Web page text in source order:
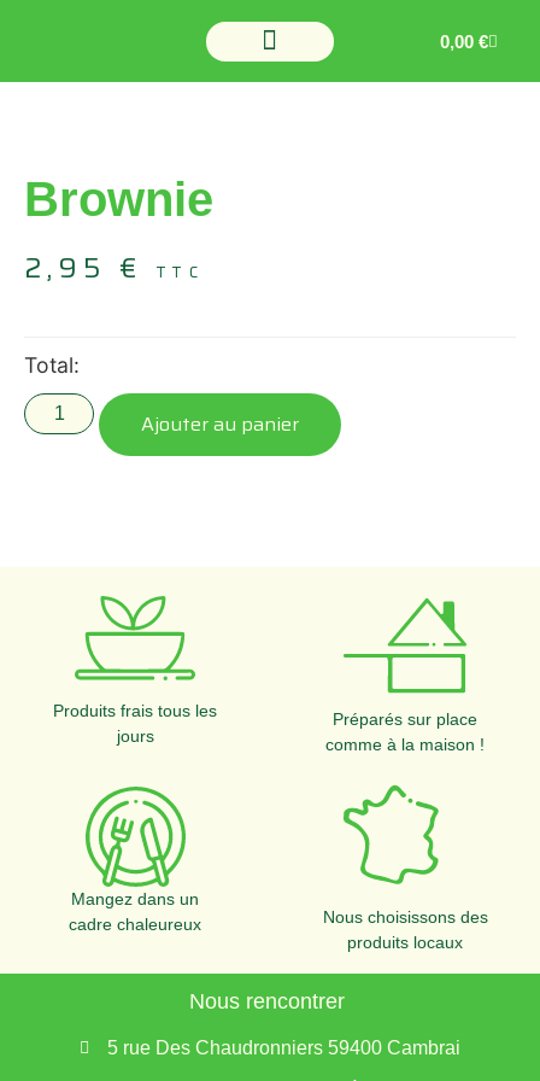
0,00 €
Brownie
2,95 € TTC
Total:
Ajouter au panier
Produits frais tous les
jours
Préparés sur place
comme à la maison !
Mangez dans un
cadre chaleureux
Nous choisissons des
produits locaux
Nous rencontrer
5 rue Des Chaudronniers 59400 Cambrai